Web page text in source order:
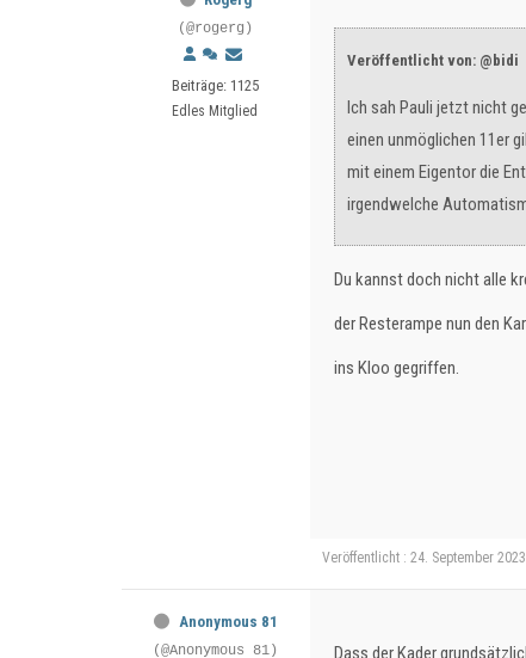
(@rogerg)
Beiträge: 1125
Edles Mitglied
Veröffentlicht von: @bidi
Ich sah Pauli jetzt nicht
einen unmöglichen 11er
mit einem Eigentor die
irgendwelche
Du kannst doch nicht alle
der Resterampe nun den
ins Kloo gegriffen.
Veröffentlicht : 24. September
Anonymous 81
(@Anonymous 81) Dass der Kader